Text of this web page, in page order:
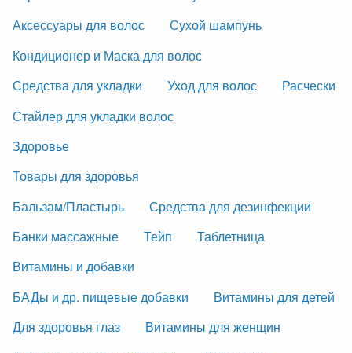
Аксессуары для волос
Сухой шампунь
Кондиционер и Маска для волос
Средства для укладки
Уход для волос
Расчески
Стайлер для укладки волос
Здоровье
Товары для здоровья
Бальзам/Пластырь
Средства для дезинфекции
Банки массажные
Тейп
Таблетница
Витамины и добавки
БАДы и др. пищевые добавки
Витамины для детей
Для здоровья глаз
Витамины для женщин